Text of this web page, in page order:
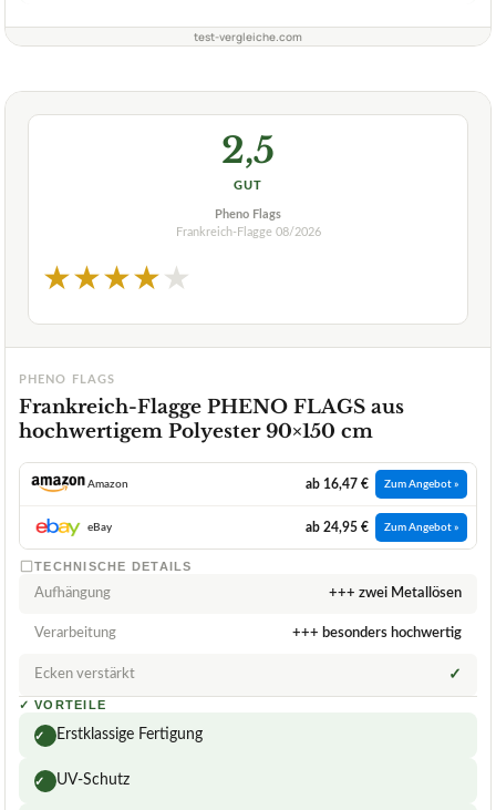
test-vergleiche.com
2,5
GUT
Pheno Flags
Frankreich-Flagge 08/2026
★★★★★
PHENO FLAGS
Frankreich-Flagge PHENO FLAGS aus
hochwertigem Polyester 90×150 cm
Amazon ab 16,47 € Zum Angebot »
eBay ab 24,95 € Zum Angebot »
TECHNISCHE DETAILS
Aufhängung +++ zwei Metallösen
Verarbeitung +++ besonders hochwertig
Ecken verstärkt ✓
✓ VORTEILE
✓ Erstklassige Fertigung
✓ UV-Schutz